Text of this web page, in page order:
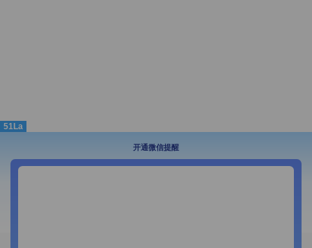
51La
开通微信提醒